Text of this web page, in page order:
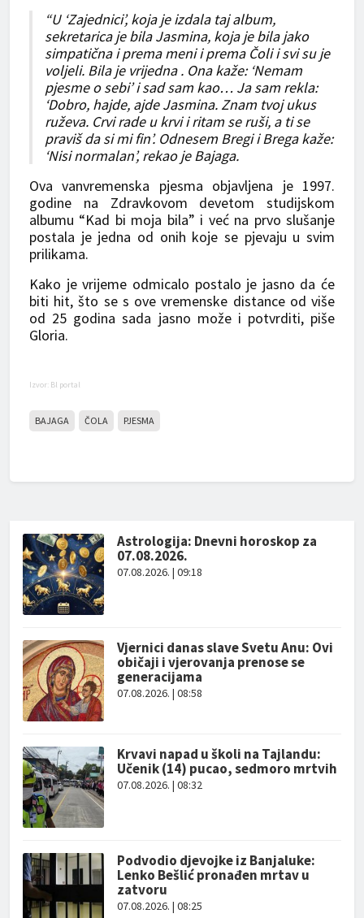
“U ‘Zajednici’, koja je izdala taj album,
sekretarica je bila Jasmina, koja je bila jako
simpatična i prema meni i prema Čoli i svi su je
voljeli. Bila je vrijedna . Ona kaže: ‘Nemam
pjesme o sebi’ i sad sam kao… Ja sam rekla:
‘Dobro, hajde, ajde Jasmina. Znam tvoj ukus
ruževa. Crvi rade u krvi i ritam se ruši, a ti se
praviš da si mi fin’. Odnesem Bregi i Brega kaže:
‘Nisi normalan’, rekao je Bajaga.
Ova vanvremenska pjesma objavljena je 1997.
godine na Zdravkovom devetom studijskom
albumu “Kad bi moja bila” i već na prvo slušanje
postala je jedna od onih koje se pjevaju u svim
prilikama.
Kako je vrijeme odmicalo postalo je jasno da će
biti hit, što se s ove vremenske distance od više
od 25 godina sada jasno može i potvrditi, piše
Gloria.
Izvor: Bl portal
BAJAGA ČOLA PJESMA
Astrologija: Dnevni horoskop za
07.08.2026.
07.08.2026. | 09:18
Vjernici danas slave Svetu Anu: Ovi
običaji i vjerovanja prenose se
generacijama
07.08.2026. | 08:58
Krvavi napad u školi na Tajlandu:
Učenik (14) pucao, sedmoro mrtvih
07.08.2026. | 08:32
Podvodio djevojke iz Banjaluke:
Lenko Bešlić pronađen mrtav u
zatvoru
07.08.2026. | 08:25